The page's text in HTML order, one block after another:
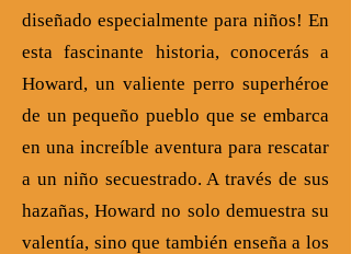
diseñado especialmente para niños! En
esta fascinante historia, conocerás a
Howard, un valiente perro superhéroe
de un pequeño pueblo que se embarca
en una increíble aventura para rescatar
a un niño secuestrado. A través de sus
hazañas, Howard no solo demuestra su
valentía, sino que también enseña a los